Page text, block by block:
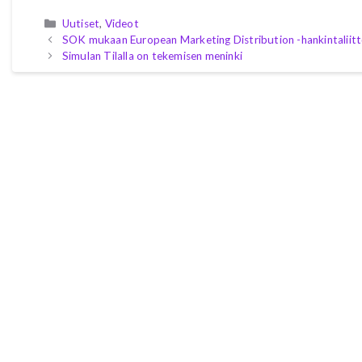
Kategoriat
Uutiset, Videot
SOK mukaan European Marketing Distribution -
Simulan Tilalla on tekemisen meninki